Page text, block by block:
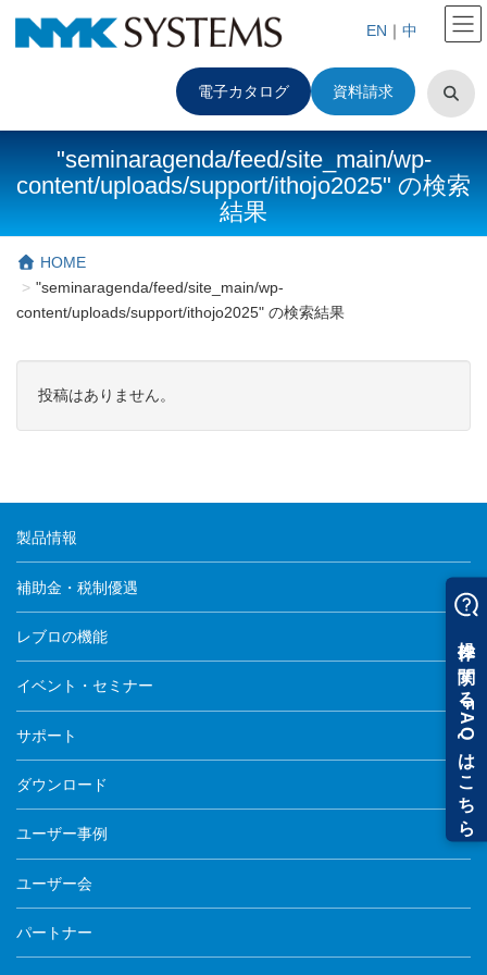
EN ｜ 中
電子カタログ 資料請求
"seminaragenda/feed/site_main/wp-
content/uploads/support/ithojo2025" の検索
結果
HOME
"seminaragenda/feed/site_main/wp-
content/uploads/support/ithojo2025" の検索結果
投稿はありません。
製品情報
補助金・税制優遇
レブロの機能
イベント・セミナー
サポート
ダウンロード
ユーザー事例
ユーザー会
パートナー